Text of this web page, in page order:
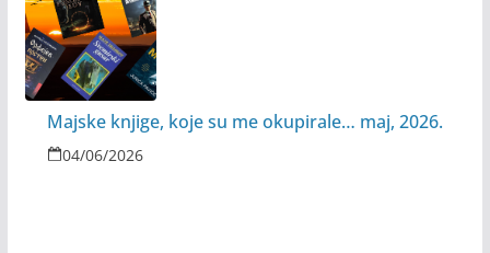
Majske knjige, koje su me okupirale… maj, 2026.
04/06/2026